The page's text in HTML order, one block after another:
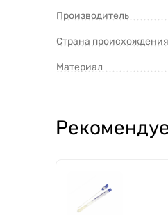
Производитель
Страна происхождения
Материал